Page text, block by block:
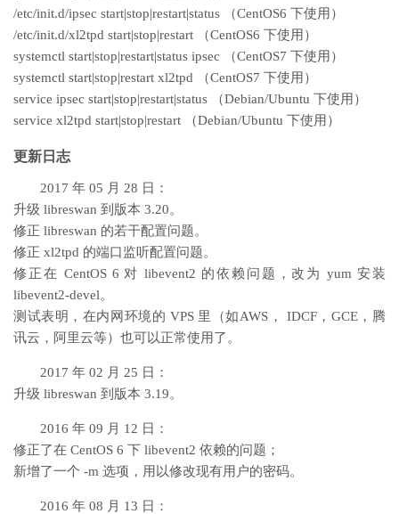
/etc/init.d/ipsec start|stop|restart|status （CentOS6 下使用）
/etc/init.d/xl2tpd start|stop|restart （CentOS6 下使用）
systemctl start|stop|restart|status ipsec （CentOS7 下使用）
systemctl start|stop|restart xl2tpd （CentOS7 下使用）
service ipsec start|stop|restart|status （Debian/Ubuntu 下使用）
service xl2tpd start|stop|restart （Debian/Ubuntu 下使用）
更新日志
2017 年 05 月 28 日：
升级 libreswan 到版本 3.20。
修正 libreswan 的若干配置问题。
修正 xl2tpd 的端口监听配置问题。
修正在 CentOS 6 对 libevent2 的依赖问题，改为 yum 安装
libevent2-devel。
测试表明，在内网环境的 VPS 里（如AWS， IDCF，GCE，腾
讯云，阿里云等）也可以正常使用了。
2017 年 02 月 25 日：
升级 libreswan 到版本 3.19。
2016 年 09 月 12 日：
修正了在 CentOS 6 下 libevent2 依赖的问题；
新增了一个 -m 选项，用以修改现有用户的密码。
2016 年 08 月 13 日：